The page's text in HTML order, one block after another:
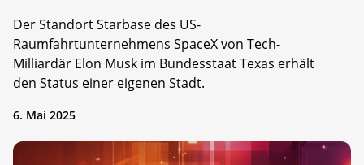
Der Standort Starbase des US-
Raumfahrtunternehmens SpaceX von Tech-
Milliardär Elon Musk im Bundesstaat Texas erhält
den Status einer eigenen Stadt.
6. Mai 2025